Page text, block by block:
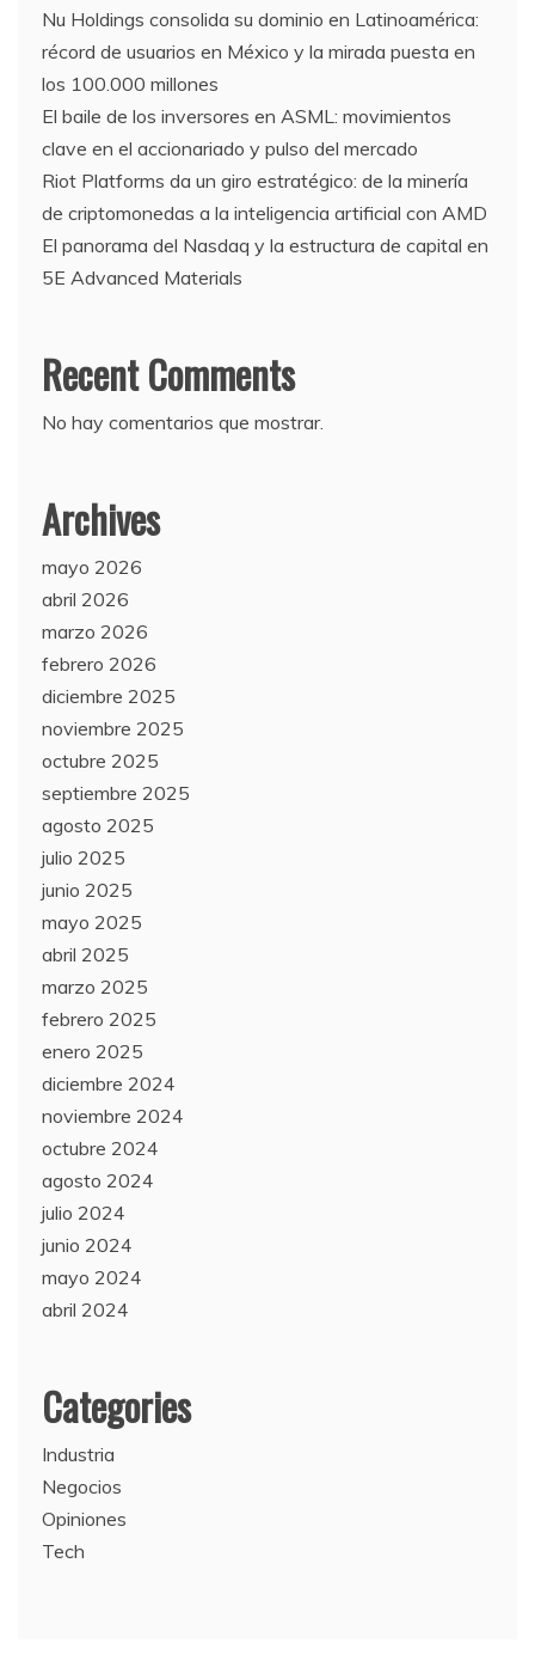
Nu Holdings consolida su dominio en Latinoamérica:
récord de usuarios en México y la mirada puesta en
los 100.000 millones
El baile de los inversores en ASML: movimientos
clave en el accionariado y pulso del mercado
Riot Platforms da un giro estratégico: de la minería
de criptomonedas a la inteligencia artificial con AMD
El panorama del Nasdaq y la estructura de capital en
5E Advanced Materials
Recent Comments
No hay comentarios que mostrar.
Archives
mayo 2026
abril 2026
marzo 2026
febrero 2026
diciembre 2025
noviembre 2025
octubre 2025
septiembre 2025
agosto 2025
julio 2025
junio 2025
mayo 2025
abril 2025
marzo 2025
febrero 2025
enero 2025
diciembre 2024
noviembre 2024
octubre 2024
agosto 2024
julio 2024
junio 2024
mayo 2024
abril 2024
Categories
Industria
Negocios
Opiniones
Tech